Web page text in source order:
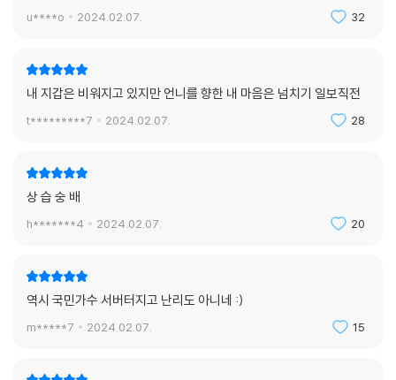
르기까지 기승전결이 확실한 발라드 곡으로 ‘비밀’, ‘이름에게’, ‘Love poe
m', ’아이와 나의 바다‘등 팬들에게 큰 사랑을 받아온 아이유의 대곡 발라
드 시리즈를 이어간다. 후반부로 갈수록 전투하듯 휘몰아치는 보컬과 화려
6박자의 매력을 높이고, 넓게 펼쳐져 전체 사운드를 온화하게 감싸주는 스
트링은 곡의 너비와 깊이감을 더한다.
아이유의 섬세한 보컬 테크닉과 레인지 넓은 멜로디의 조화, 멈추지 않고
5. 관객이 될게 (I stan U)
‘당신의 열렬한 관객이 되겠다’는 말은 아마 지금의 내가 타인에게 할 수 있
u****o 2024.02.07. 32
내 지갑은 비워지고 있지만 언니를 향한 내 마음은 넘치기 일보직전
t*********7 2024.02.07. 28
상 습 숭 배
h*******4 2024.02.07. 20
역시 국민가수 서버터지고 난리도 아니네 :)
m*****7 2024.02.07. 15